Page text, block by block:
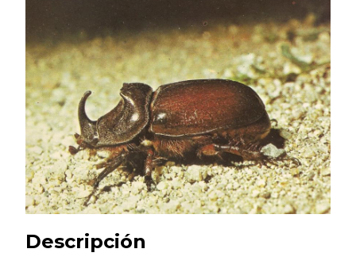
Descripción